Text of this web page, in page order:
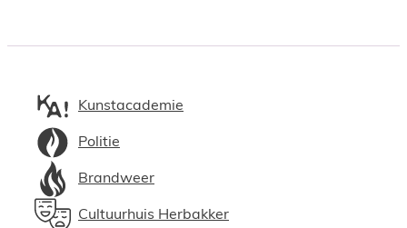
Kunstacademie
Politie
Brandweer
Cultuurhuis Herbakker